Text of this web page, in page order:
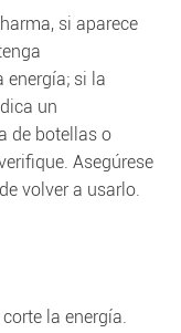
si aparece
energía; si la
un
de botellas o
Asegúrese
volver a usarlo.
la energía.